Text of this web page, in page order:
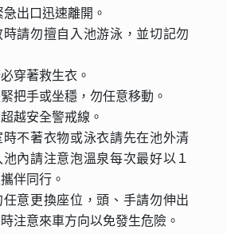
出口迅速離開。
請勿擅自入池游泳，並切記勿
穿著救生衣。
把手或坐穩，勿任意移動。
越安全警戒線。
不著衣物或泳衣請先在池外清
內請注意泡溫泉每次最好以１
伴同行。
意更換座位，頭、手請勿伸出
注意來車方向以免發生危險。